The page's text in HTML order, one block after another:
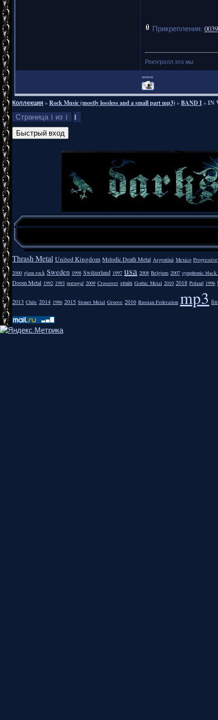
Прикрепления:
Рок'н'ролл это мы
===
Коллекция»Rock Music (mostly lossless and a small part mp3)»BAND I»IN
Страница 1 из 1 1
Thrash Metal United Kingdom Melodic Death Metal Argentīnā Mexico Progressive
2000 glam rock Sweden 1998 Switzerland 1997 usa 2008 Belgium 2007 symphonic
Doom Metal 1992 1993 portugal 2009 Crossover spain Gothic Metal 2010 2018 Poland 1996
2013 Chile 2014 1986 2015 Stoner Metal Groove 2016 Russian Federation mp3